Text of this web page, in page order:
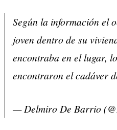
Según la información el
joven dentro de su
encontraba en el lugar,
encontraron el cadáver
— Delmiro De Barrio